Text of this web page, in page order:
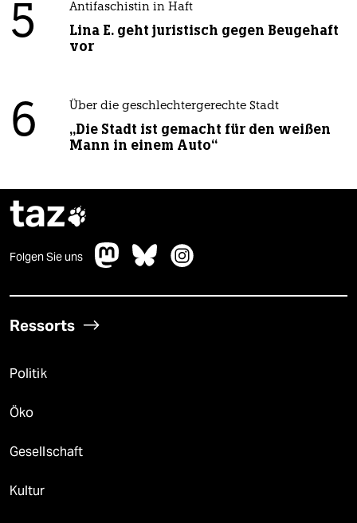
5 Antifaschistin in Haft
Lina E. geht juristisch gegen Beugehaft
vor
6 Über die geschlechtergerechte Stadt
„Die Stadt ist gemacht für den weißen
Mann in einem Auto“
taz
Folgen Sie uns
Ressorts
Politik
Öko
Gesellschaft
Kultur